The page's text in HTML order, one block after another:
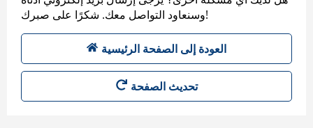
وسنعاود التواصل معك. شكرًا على صبرك!
العودة إلى الصفحة الرئيسية
تحديث الصفحة